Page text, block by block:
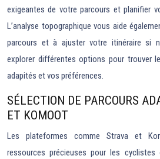
exigeantes de votre parcours et planifier
L’analyse topographique vous aide
parcours et à ajuster votre itinéraire si
explorer différentes options pour trouver
adapités et vos préférences.
SÉLECTION DE PARCOURS
ET KOMOOT
Les plateformes comme Strava et
ressources précieuses pour les cyclistes